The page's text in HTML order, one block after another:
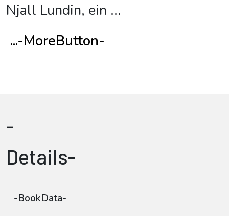
Njall Lundin, ein ...
...-MoreButton-
-
Details-
-BookData-